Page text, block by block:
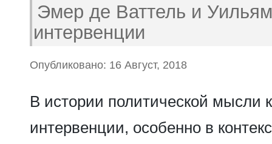
Эмер де Ваттель и
интервенции
Опубликовано: 16 Август, 2018
В истории политической мысли
интервенции, особенно в